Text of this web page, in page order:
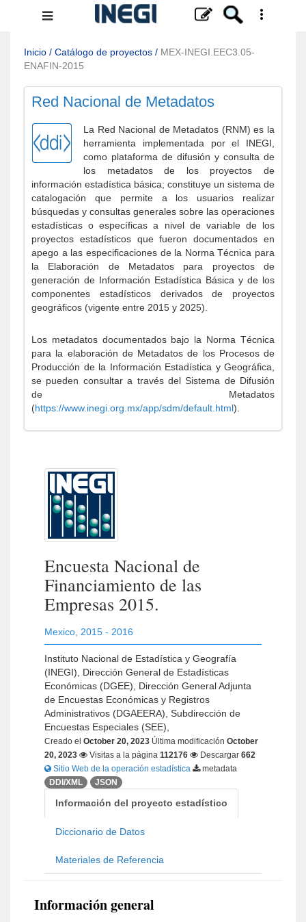
Menú
navegación
Inicio / Catálogo de proyectos / MEX-INEGI.EEC3.05-
ENAFIN-2015
Red Nacional de Metadatos
La Red Nacional de Metadatos (RNM) es la
herramienta implementada por el INEGI,
como plataforma de difusión y consulta de
los metadatos de los proyectos de
información estadística básica; constituye un sistema de
catalogación que permite a los usuarios realizar
búsquedas y consultas generales sobre las operaciones
estadísticas o específicas a nivel de variable de los
proyectos estadísticos que fueron documentados en
apego a las especificaciones de la Norma Técnica para
la Elaboración de Metadatos para proyectos de
generación de Información Estadística Básica y de los
componentes estadísticos derivados de proyectos
geográficos (vigente entre 2015 y 2025).
Los metadatos documentados bajo la Norma Técnica
para la elaboración de Metadatos de los Procesos de
Producción de la Información Estadística y Geográfica,
se pueden consultar a través del Sistema de Difusión
de Metadatos
(https://www.inegi.org.mx/app/sdm/default.html).
Encuesta Nacional de
Financiamiento de las
Empresas 2015.
Mexico 2015 - 2016
Instituto Nacional de Estadística y Geografía
(INEGI), Dirección General de Estadísticas
Económicas (DGEE), Dirección General Adjunta
de Encuestas Económicas y Registros
Administrativos (DGAEERA), Subdirección de
Encuestas Especiales (SEE),
Creado el October 20, 2023 Última modificación October
20, 2023
Visitas a la página 112176 Descargar 662
Sitio Web de la operación estadística
metadata
DDI/XML
JSON
Información del proyecto estadístico
Diccionario de Datos
Materiales de Referencia
Información general